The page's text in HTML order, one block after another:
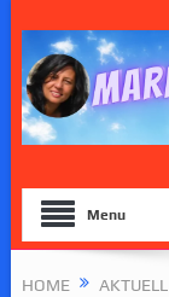
Menu
HOME AKTUELL